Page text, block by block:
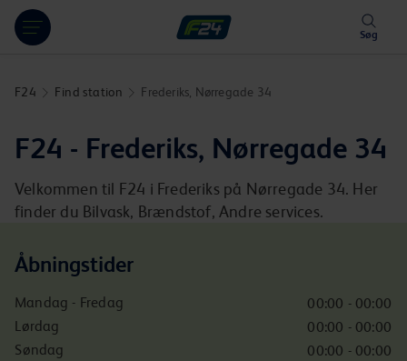
Hoppa över länk
Søg
F24 Find station Frederiks, Nørregade 34
F24 - Frederiks, Nørregade 34
Velkommen til F24 i Frederiks på Nørregade 34. Her
finder du Bilvask, Brændstof, Andre services.
Åbningstider
Mandag - Fredag
00:00 - 00:00
Lørdag
00:00 - 00:00
Søndag
00:00 - 00:00